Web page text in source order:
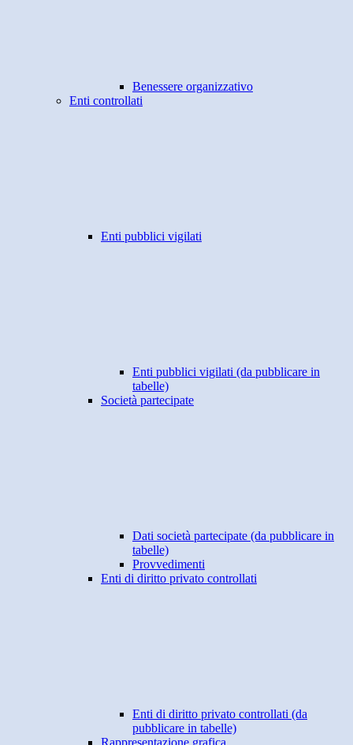
Benessere organizzativo
Enti controllati
Enti pubblici vigilati
Enti pubblici vigilati (da pubblicare in
tabelle)
Società partecipate
Dati società partecipate (da pubblicare in
tabelle)
Provvedimenti
Enti di diritto privato controllati
Enti di diritto privato controllati (da
pubblicare in tabelle)